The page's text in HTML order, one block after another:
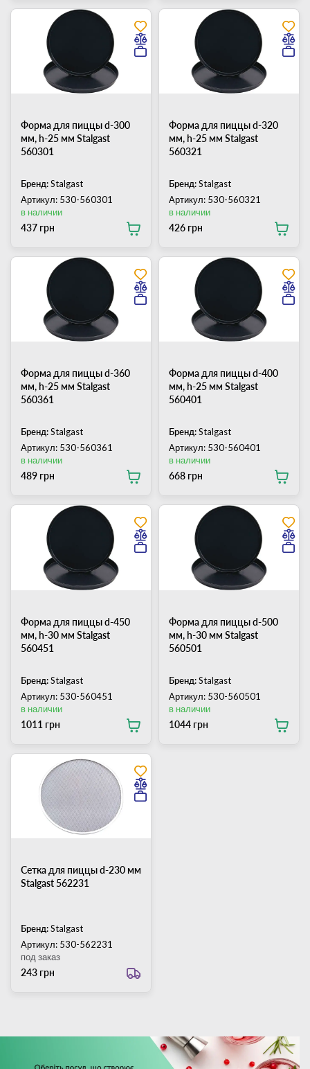
Форма для пиццы d-300
мм, h-25 мм Stalgast
560301
Бренд:Stalgast
Артикул: 530-560301
437 грн
в наличии
Форма для пиццы d-320
мм, h-25 мм Stalgast
560321
Бренд:Stalgast
Артикул: 530-560321
426 грн
в наличии
Форма для пиццы d-360
мм, h-25 мм Stalgast
560361
Бренд:Stalgast
Артикул: 530-560361
489 грн
в наличии
Форма для пиццы d-400
мм, h-25 мм Stalgast
560401
Бренд:Stalgast
Артикул: 530-560401
668 грн
в наличии
Форма для пиццы d-450
мм, h-30 мм Stalgast
560451
Бренд:Stalgast
Артикул: 530-560451
1011 грн
в наличии
Форма для пиццы d-500
мм, h-30 мм Stalgast
560501
Бренд:Stalgast
Артикул: 530-560501
1044 грн
в наличии
Сетка для пиццы d-230 мм
Stalgast 562231
Бренд:Stalgast
Артикул: 530-562231
243 грн
под заказ